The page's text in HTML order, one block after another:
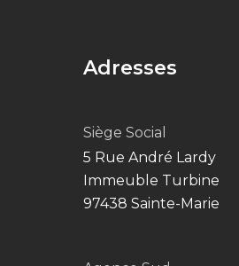
Adresses
Siège Social
5 Rue André Lardy
Immeuble Turbine
97438 Sainte-Marie